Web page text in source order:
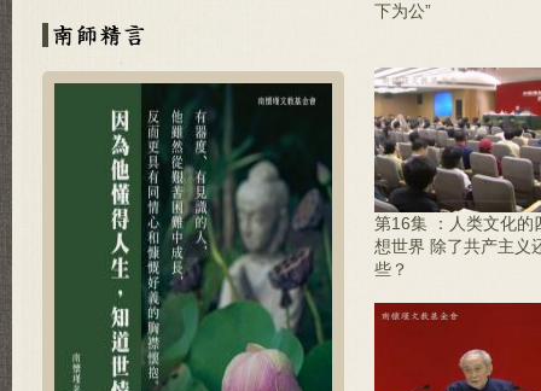
下为公”
第16集 ：人类文化的
想世界 除了共产主义
些？